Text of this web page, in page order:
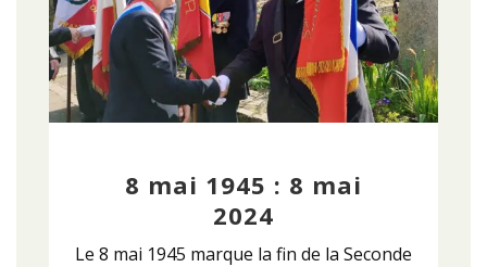
8 mai 1945 : 8 mai
2024
Le 8 mai 1945 marque la fin de la Seconde